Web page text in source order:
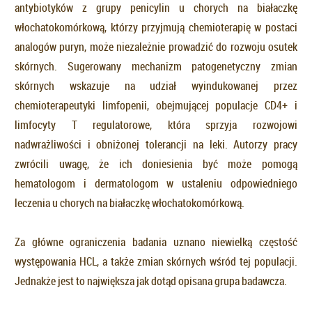
antybiotyków z grupy penicylin u chorych na białaczkę
włochatokomórkową, którzy przyjmują chemioterapię w postaci
analogów puryn, może niezależnie prowadzić do rozwoju osutek
skórnych. Sugerowany mechanizm patogenetyczny zmian
skórnych wskazuje na udział wyindukowanej przez
chemioterapeutyki limfopenii, obejmującej populacje CD4+ i
limfocyty T regulatorowe, która sprzyja rozwojowi
nadwrażliwości i obniżonej tolerancji na leki. Autorzy pracy
zwrócili uwagę, że ich doniesienia być może pomogą
hematologom i dermatologom w ustaleniu odpowiedniego
leczenia u chorych na białaczkę włochatokomórkową.
Za główne ograniczenia badania uznano niewielką częstość
występowania HCL, a także zmian skórnych wśród tej populacji.
Jednakże jest to największa jak dotąd opisana grupa badawcza.